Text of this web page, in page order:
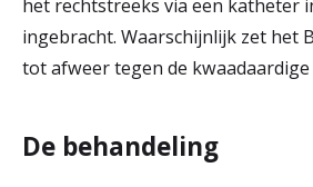
het rechtstreeks via een katheter
ingebracht. Waarschijnlijk zet het
tot afweer tegen de kwaadaardige
De behandeling